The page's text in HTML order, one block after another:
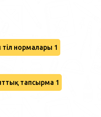
нормалары 1
тапсырма 1